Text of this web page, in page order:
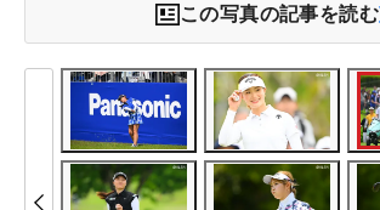
この写真の記事を読む